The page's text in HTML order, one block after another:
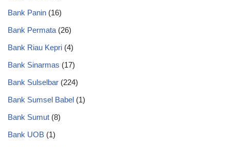
Bank Panin (16)
Bank Permata (26)
Bank Riau Kepri (4)
Bank Sinarmas (17)
Bank Sulselbar (224)
Bank Sumsel Babel (1)
Bank Sumut (8)
Bank UOB (1)